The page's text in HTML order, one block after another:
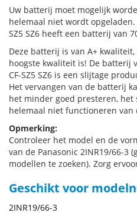
Uw batterij moet mogelijk
helemaal niet wordt opgeladen.
SZ5 SZ6 heeft een batterij van
Deze batterij is van A+
hoogste kwaliteit is! De batterij
CF-SZ5 SZ6 is een slijtage
Het vervangen van de batterij
het minder goed presteren, het
helemaal niet functioneren van
Opmerking:
Controleer het model en de
van de Panasonic 2INR19/66-3
modellen te zoeken). Zorg
Geschikt voor
2INR19/66-3